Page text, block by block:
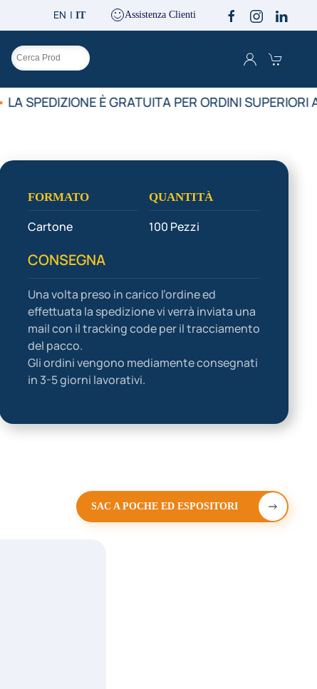
EN IT Assistenza Clienti
LA SPEDIZIONE È GRATUITA PER ORDINI SUPERIORI
FORMATO
Cartone
QUANTITÀ
100 Pezzi
CONSEGNA
Una volta preso in carico l’ordine ed
effettuata la spedizione vi verrà inviata una
mail con il tracking code per il tracciamento
del pacco.
Gli ordini vengono mediamente consegnati
in 3-5 giorni lavorativi.
SAC A POCHE ED ESPOSITORI